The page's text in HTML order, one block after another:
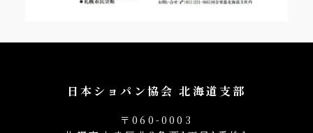
日本ショパン協会 北海道支部
〒060-0003